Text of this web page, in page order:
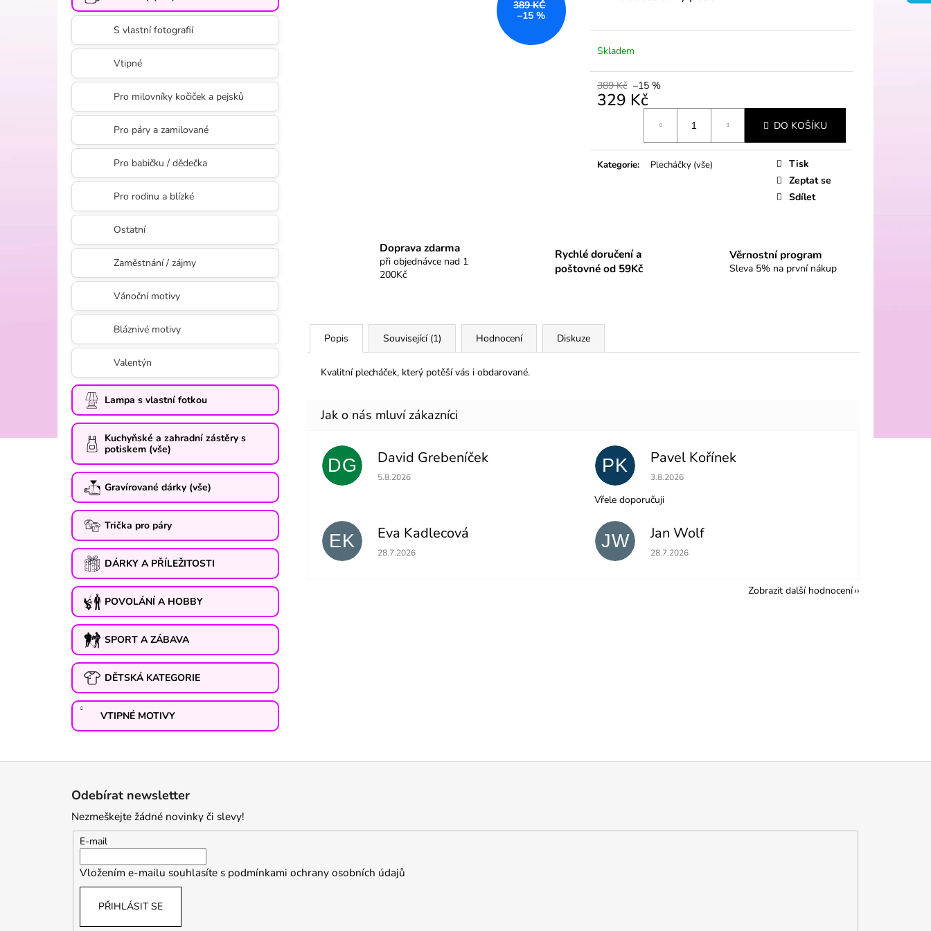
S vlastní fotografií
Vtipné
Pro milovníky kočiček a pejsků
Pro páry a zamilované
Pro babičku / dědečka
Pro rodinu a blízké
Ostatní
Zaměstnání / zájmy
Vánoční motivy
Bláznivé motivy
Valentýn
Lampa s vlastní fotkou
Kuchyňské a zahradní zástěry s
potiskem (vše)
Gravírované dárky (vše)
Trička pro páry
DÁRKY A PŘÍLEŽITOSTI
POVOLÁNÍ A HOBBY
SPORT A ZÁBAVA
DĚTSKÁ KATEGORIE
VTIPNÉ MOTIVY
Skladem
389 Kč –15 %
329 Kč
DO KOŠÍKU
Kategorie: Plecháčky (vše)
Tisk
Zeptat se
Sdílet
389 KČ
–15 %
Doprava zdarma
při objednávce nad 1
200Kč
Rychlé doručení a
poštovné od 59Kč
Věrnostní program
Sleva 5% na první nákup
Popis Související (1) Hodnocení Diskuze
Kvalitní plecháček, který potěší vás i obdarované.
DG David Grebeníček
Hodnocení obchodu je 5 z 5 hvězdiček.
5.8.2026
PK Pavel Kořínek
Hodnocení obchodu je 5 z 5 hvězdiček.
3.8.2026
Vřele doporučuji
EK Eva Kadlecová
Hodnocení obchodu je 5 z 5 hvězdiček.
28.7.2026
JW Jan Wolf
Hodnocení obchodu je 5 z 5 hvězdiček.
28.7.2026
Zobrazit další hodnocení
Odebírat newsletter
Nezmeškejte žádné novinky či slevy!
E-mail
Vložením e-mailu souhlasíte s podmínkami ochrany osobních údajů
PŘIHLÁSIT SE